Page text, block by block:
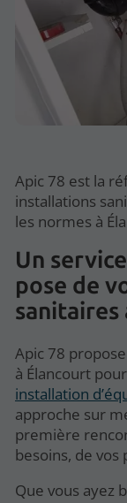
Apic 78 est la
installations
les normes à
Un
pose de
sanitaires
Apic 78
à Élancourt
installation
approche sur
première
besoins, de
Que vous ayez